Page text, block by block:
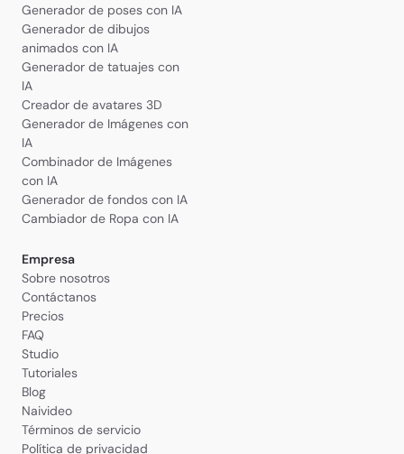
Generador de poses con IA
Generador de dibujos
animados con IA
Generador de tatuajes con
IA
Creador de avatares 3D
Generador de Imágenes con
IA
Combinador de Imágenes
con IA
Generador de fondos con IA
Cambiador de Ropa con IA
Empresa
Sobre nosotros
Contáctanos
Precios
FAQ
Studio
Tutoriales
Blog
Naivideo
Términos de servicio
Política de privacidad